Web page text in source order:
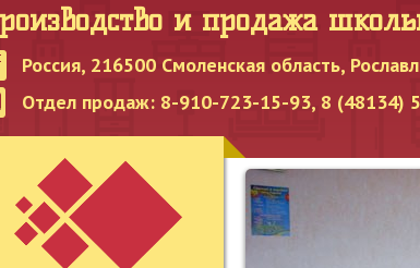
Россия, 216500 Смоленская область,
Отдел продаж: 8-910-723-15-93, 8 (48134)
и продажа